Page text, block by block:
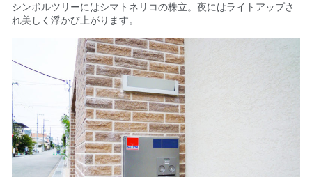
シンボルツリーにはシマトネリコの株立。夜にはライトアップさ
れ美しく浮かび上がります。